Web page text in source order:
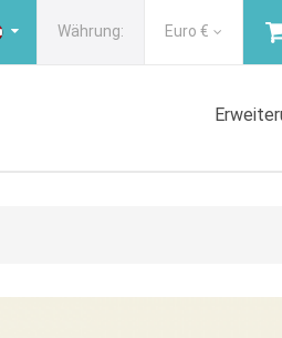
Währung: Euro €